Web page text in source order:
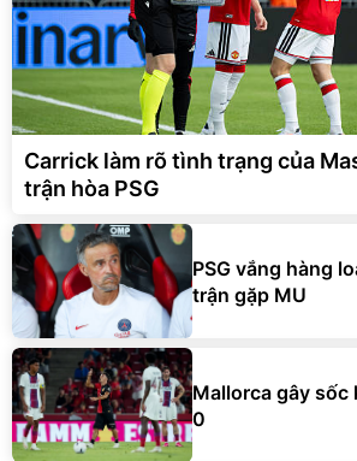
Carrick làm rõ tình trạng của
trận hòa PSG
PSG vắng hàng
trận gặp MU
Mallorca gây sốc
0